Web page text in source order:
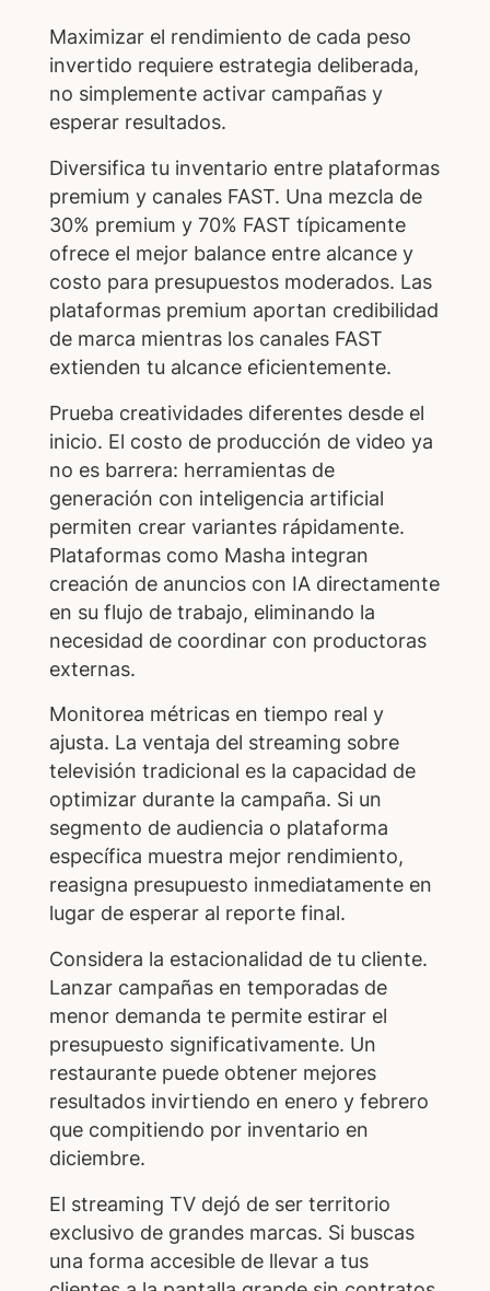
Maximizar el rendimiento de cada peso
invertido requiere estrategia deliberada,
no simplemente activar campañas y
esperar resultados.
Diversifica tu inventario entre plataformas
premium y canales FAST. Una mezcla de
30% premium y 70% FAST típicamente
ofrece el mejor balance entre alcance y
costo para presupuestos moderados. Las
plataformas premium aportan credibilidad
de marca mientras los canales FAST
extienden tu alcance eficientemente.
Prueba creatividades diferentes desde el
inicio. El costo de producción de video ya
no es barrera: herramientas de
generación con inteligencia artificial
permiten crear variantes rápidamente.
Plataformas como Masha integran
creación de anuncios con IA directamente
en su flujo de trabajo, eliminando la
necesidad de coordinar con productoras
externas.
Monitorea métricas en tiempo real y
ajusta. La ventaja del streaming sobre
televisión tradicional es la capacidad de
optimizar durante la campaña. Si un
segmento de audiencia o plataforma
específica muestra mejor rendimiento,
reasigna presupuesto inmediatamente en
lugar de esperar al reporte final.
Considera la estacionalidad de tu cliente.
Lanzar campañas en temporadas de
menor demanda te permite estirar el
presupuesto significativamente. Un
restaurante puede obtener mejores
resultados invirtiendo en enero y febrero
que compitiendo por inventario en
diciembre.
El streaming TV dejó de ser territorio
exclusivo de grandes marcas. Si buscas
una forma accesible de llevar a tus